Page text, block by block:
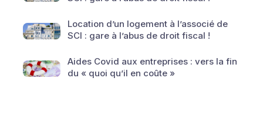
Location d’un logement à l’associé de
SCI : gare à l’abus de droit fiscal !
Aides Covid aux entreprises : vers la fin
du « quoi qu’il en coûte »